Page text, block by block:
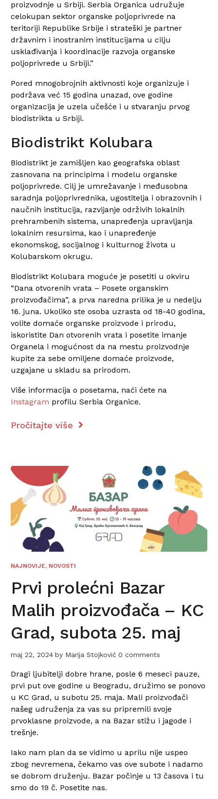
proizvodnje u Srbiji. Serbia Organica udružuje
celokupan sektor organske poljoprivrede na
teritoriji Republike Srbije i strateški je partner
državnim i inostranim institucijama u cilju
usklađivanja i koordinacije razvoja organske
poljoprivrede u Srbiji.”
Pored mnogobrojnih aktivnosti koje organizuje i
podržava već 15 godina unazad, ove godine
organizacija je uzela učešće i u stvaranju prvog
biodistrikta u Srbiji.
Biodistrikt Kolubara
Biodistrikt je zamišljen kao geografska oblast
zasnovana na principima i modelu organske
poljoprivrede. Cilj je umrežavanje i međusobna
saradnja poljoprivrednika, ugostitelja i obrazovnih i
naučnih institucija, razvijanje održivih lokalnih
prehrambenih sistema, unapređenja upravljanja
lokalnim resursima, kao i unapređenje
ekonomskog, socijalnog i kulturnog života u
Kolubarskom okrugu.
Biodistrikt Kolubara moguće je posetiti u okviru
“Dana otvorenih vrata – Posete organskim
proizvođačima”, a prva naredna prilika je u nedelju
16. juna. Ukoliko ste osoba uzrasta od 18-40 godina,
volite domaće organske proizvode i prirodu,
iskoristite Dan otvorenih vrata i posetite imanje
Organela i mogućnost da na mestu proizvodnje
kupite za sebe omiljene domaće proizvode,
uzgajane u skladu sa prirodom.
Više informacija o posetama, naći ćete na
Instagram profilu Serbia Organice.
Pročitajte više
NAJNOVIJE, NOVOSTI
Prvi prolećni Bazar
Malih proizvođača – KC
Grad, subota 25. maj
maj 22, 2024 by Marija Stojković 0 comments
Dragi ljubitelji dobre hrane, posle 6 meseci pauze,
prvi put ove godine u Beogradu, družimo se ponovo
u KC Grad, u subotu 25. maja. Mali proizvođači
našeg udruženja za vas su pripremili svoje
prvoklasne proizvode, a na Bazar stižu i jagode i
trešnje.
Iako nam plan da se vidimo u aprilu nije uspeo
zbog nevremena, čekamo vas ove subote i nadamo
se dobrom druženju. Bazar počinje u 13 časova i tu
smo do 19 č. Posetite nas.